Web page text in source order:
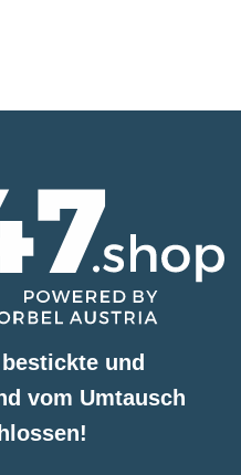
und
vom Umtausch